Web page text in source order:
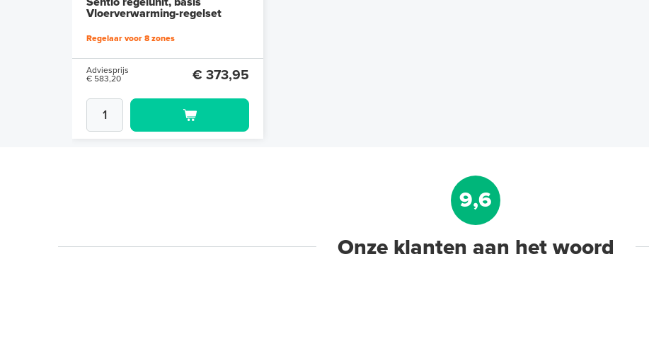
Vloerverwarming-regelset
Regelaar voor 8 zones
Adviesprijs
€ 583,20
€ 373,95
9,6
Onze klanten aan het woord